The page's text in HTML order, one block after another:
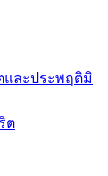
และประพฤติมิ
ต